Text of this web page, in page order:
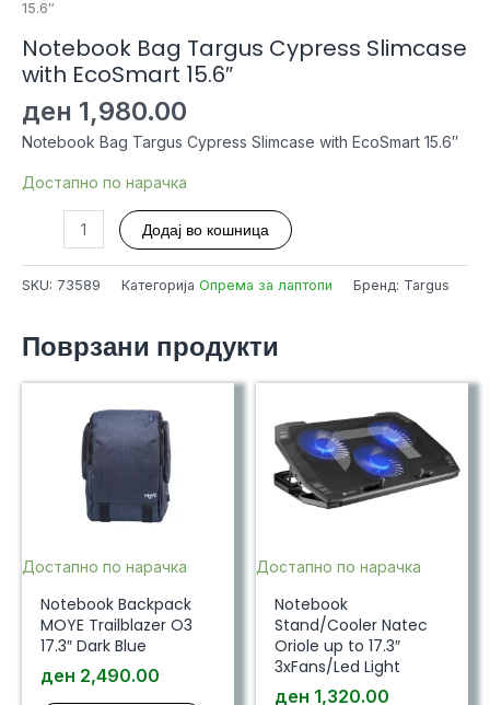
15.6″
Notebook Bag Targus Cypress Slimcase
with EcoSmart 15.6″
ден 1,980.00
Notebook Bag Targus Cypress Slimcase with EcoSmart 15.6″
Достапно по нарачка
Notebook
Targus
with
количина
Додај во кошница
SKU: 73589 Категорија Опрема за лаптопи Бренд: Targus
Поврзани продукти
Достапно по нарачка
Notebook Backpack
MOYE Trailblazer O3
17.3″ Dark Blue
ден 2,490.00
Достапно по нарачка
Notebook
Stand/Cooler Natec
Oriole up to 17.3″
3xFans/Led Light
ден 1,320.00